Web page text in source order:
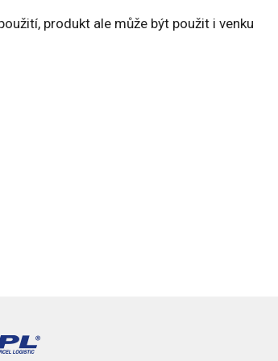
produkt ale může být použit i venku